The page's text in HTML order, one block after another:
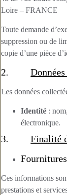
Loire – FRANCE
Toute demande
suppression ou de
copie d’une pièce
2.
Les données
Identité :
électronique.
3. Finalité
Ces informations
prestations et